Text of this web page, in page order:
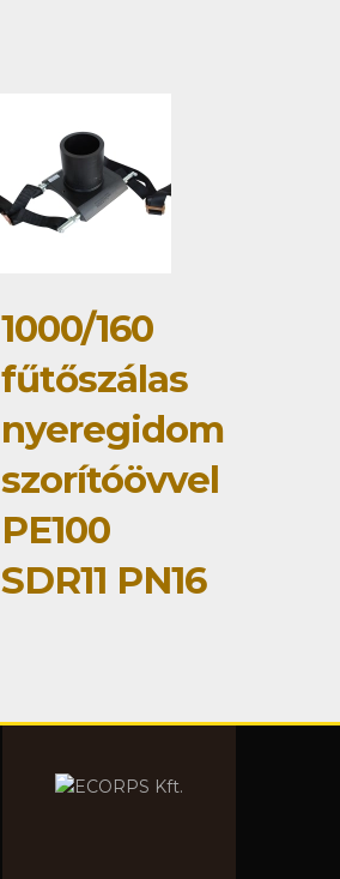
1000/160
fűtőszálas
nyeregidom
szorítóövvel
PE100
SDR11 PN16